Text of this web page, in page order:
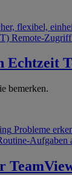
flexibel,
Remote-
Echtzeit
bemerken.
Probleme
Aufgaben